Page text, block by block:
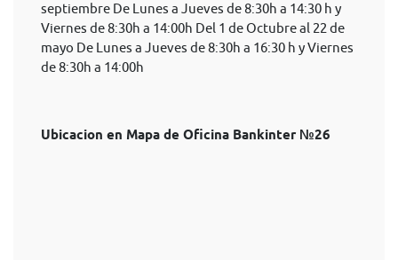
septiembre De Lunes a Jueves de 8:30h a 14:30 h y
Viernes de 8:30h a 14:00h Del 1 de Octubre al 22 de
mayo De Lunes a Jueves de 8:30h a 16:30 h y Viernes
de 8:30h a 14:00h
Ubicacion en Mapa de Oficina Bankinter №26